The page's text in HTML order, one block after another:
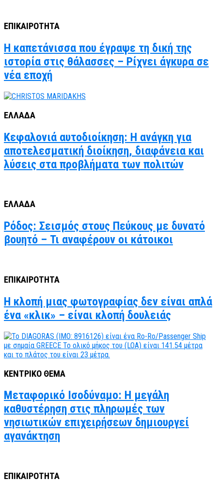
ΕΠΙΚΑΙΡΟΤΗΤΑ
Η καπετάνισσα που έγραψε τη δική της
ιστορία στις θάλασσες – Ρίχνει άγκυρα σε
νέα εποχή
ΕΛΛΑΔΑ
Κεφαλονιά αυτοδιοίκηση: Η ανάγκη για
αποτελεσματική διοίκηση, διαφάνεια και
λύσεις στα προβλήματα των πολιτών
ΕΛΛΑΔΑ
Ρόδος: Σεισμός στους Πεύκους με δυνατό
βουητό – Τι αναφέρουν οι κάτοικοι
ΕΠΙΚΑΙΡΟΤΗΤΑ
Η κλοπή μιας φωτογραφίας δεν είναι απλά
ένα «κλικ» – είναι κλοπή δουλειάς
ΚΕΝΤΡΙΚΟ ΘΕΜΑ
Μεταφορικό Ισοδύναμο: Η μεγάλη
καθυστέρηση στις πληρωμές των
νησιωτικών επιχειρήσεων δημιουργεί
αγανάκτηση
ΕΠΙΚΑΙΡΟΤΗΤΑ